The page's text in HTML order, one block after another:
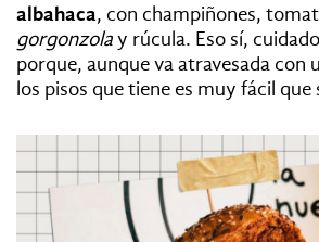
albahaca, con champiñones,
gorgonzolay rúcula. Eso sí,
porque, aunque va atravesada con
los pisos que tiene es muy fácil